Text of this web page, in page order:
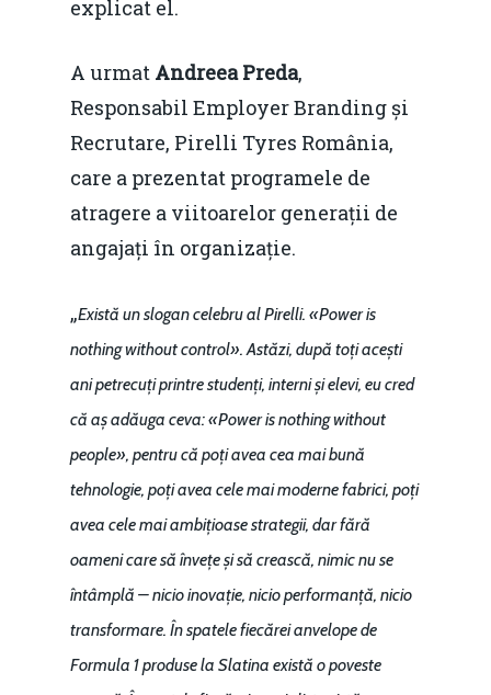
explicat el.
A urmat Andreea Preda,
Responsabil Employer Branding și
Recrutare, Pirelli Tyres România,
care a prezentat programele de
atragere a viitoarelor generații de
angajați în organizație.
„Există un slogan celebru al Pirelli. «Power is
nothing without control». Astăzi, după toți acești
ani petrecuți printre studenți, interni și elevi, eu cred
că aș adăuga ceva: «Power is nothing without
people», pentru că poți avea cea mai bună
tehnologie, poți avea cele mai moderne fabrici, poți
avea cele mai ambițioase strategii, dar fără
oameni care să învețe și să crească, nimic nu se
întâmplă – nicio inovație, nicio performanță, nicio
transformare. În spatele fiecărei anvelope de
Formula 1 produse la Slatina există o poveste